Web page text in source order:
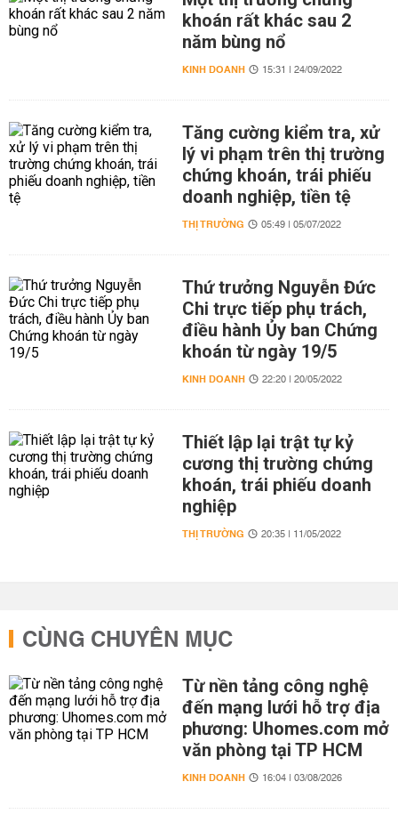
khoán rất khác sau 2
năm bùng nổ
KINH DOANH 15:31 | 24/09/2022
Tăng cường kiểm tra, xử
lý vi phạm trên thị trường
chứng khoán, trái phiếu
doanh nghiệp, tiền tệ
THỊ TRƯỜNG 05:49 | 05/07/2022
Thứ trưởng Nguyễn Đức
Chi trực tiếp phụ trách,
điều hành Ủy ban Chứng
khoán từ ngày 19/5
KINH DOANH 22:20 | 20/05/2022
Thiết lập lại trật tự kỷ
cương thị trường chứng
khoán, trái phiếu doanh
nghiệp
THỊ TRƯỜNG 20:35 | 11/05/2022
CÙNG CHUYÊN MỤC
Từ nền tảng công nghệ
đến mạng lưới hỗ trợ địa
phương: Uhomes.com mở
văn phòng tại TP HCM
KINH DOANH 16:04 | 03/08/2026